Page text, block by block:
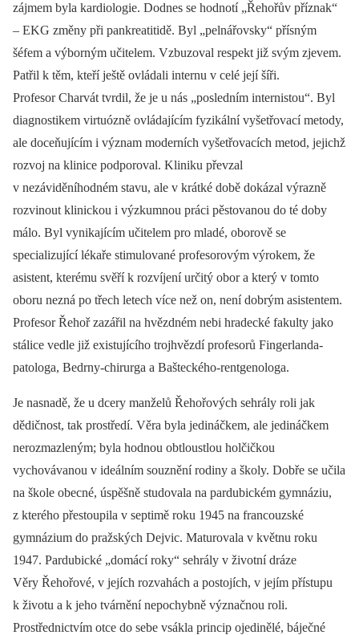
zájmem byla kardiologie. Dodnes se hodnotí „Řehořův příznak“
–⁠ EKG změny při pankreatitidě. Byl „pelnářovsky“ přísným
šéfem a výborným učitelem. Vzbuzoval respekt již svým zjevem.
Patřil k těm, kteří ještě ovládali internu v celé její šíři.
Profesor Charvát tvrdil, že je u nás „posledním internistou“. Byl
diagnostikem virtuózně ovládajícím fyzikální vyšetřovací metody,
ale doceňujícím i význam moderních vyšetřovacích metod, jejichž
rozvoj na klinice podporoval. Kliniku převzal
v nezáviděníhodném stavu, ale v krátké době dokázal výrazně
rozvinout klinickou i výzkumnou práci pěstovanou do té doby
málo. Byl vynikajícím učitelem pro mladé, oborově se
specializující lékaře stimulované profesorovým výrokem, že
asistent, kterému svěří k rozvíjení určitý obor a který v tomto
oboru nezná po třech letech více než on, není dobrým asistentem.
Profesor Řehoř zazářil na hvězdném nebi hradecké fakulty jako
stálice vedle již existujícího trojhvězdí profesorů Fingerlanda-
patologa, Bedrny-chirurga a Bašteckého-rentgenologa.
Je nasnadě, že u dcery manželů Řehořových sehrály roli jak
dědičnost, tak prostředí. Věra byla jedináčkem, ale jedináčkem
nerozmazleným; byla hodnou obtloustlou holčičkou
vychovávanou v ideálním souznění rodiny a školy. Dobře se učila
na škole obecné, úspěšně studovala na pardubickém gymnáziu,
z kterého přestoupila v septimě roku 1945 na francouzské
gymnázium do pražských Dejvic. Maturovala v květnu roku
1947. Pardubické „domácí roky“ sehrály v životní dráze
Věry Řehořové, v jejích rozvahách a postojích, v jejím přístupu
k životu a k jeho tvárnění nepochybně význačnou roli.
Prostřednictvím otce do sebe vsákla princip ojedinělé, báječné